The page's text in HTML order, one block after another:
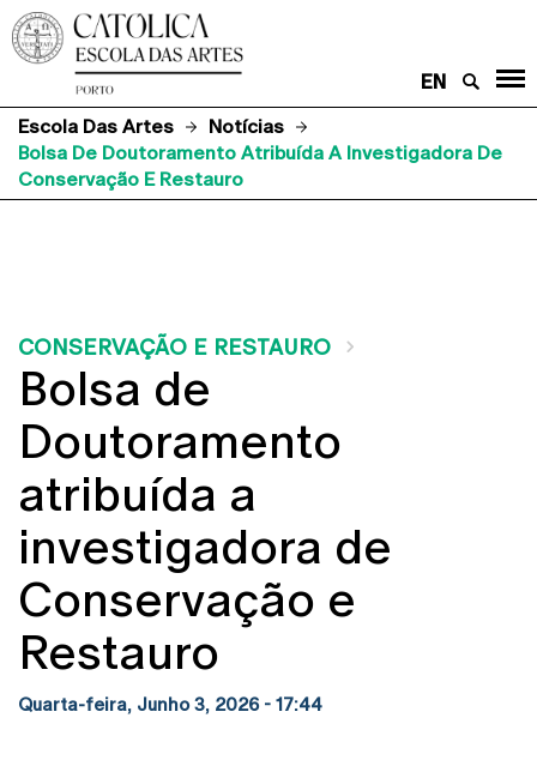
EN
Escola Das Artes
Notícias
Bolsa De Doutoramento Atribuída A Investigadora De
Conservação E Restauro
CONSERVAÇÃO E RESTAURO
Bolsa de
Doutoramento
atribuída a
investigadora de
Conservação e
Restauro
Quarta-feira, Junho 3, 2026 - 17:44